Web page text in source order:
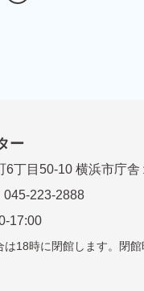
ー
6丁⽬50-10 横浜市庁舎
223-2888
17:00
18時に閉館します。 閉